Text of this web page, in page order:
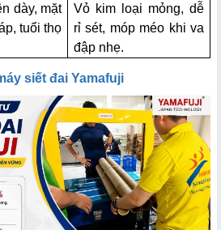
dày, mặt
tuổi thọ
Vỏ kim loại mỏng, dễ
rỉ sét, móp méo khi va
đập nhẹ.
siết đai Yamafuji